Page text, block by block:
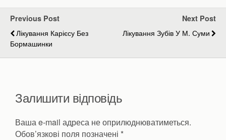
Previous Post
Лікування Карієсу Без
Бормашинки
Next Post
Лікування Зубів У М. Суми
Залишити відповідь
Ваша e-mail адреса не оприлюднюватиметься.
Обов’язкові поля позначені *